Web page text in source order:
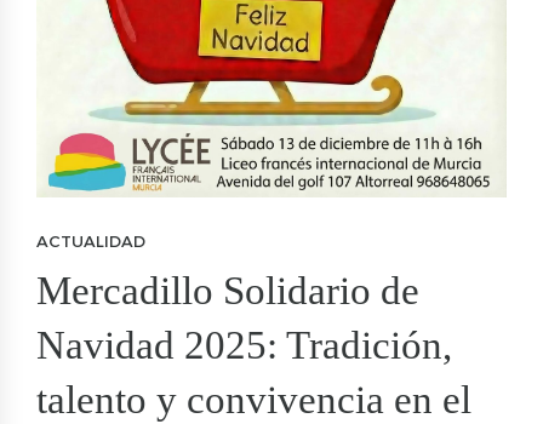
ACTUALIDAD
Mercadillo Solidario de
Navidad 2025: Tradición,
talento y convivencia en el